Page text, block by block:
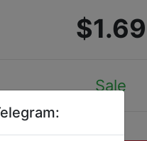
$1.69
Sale